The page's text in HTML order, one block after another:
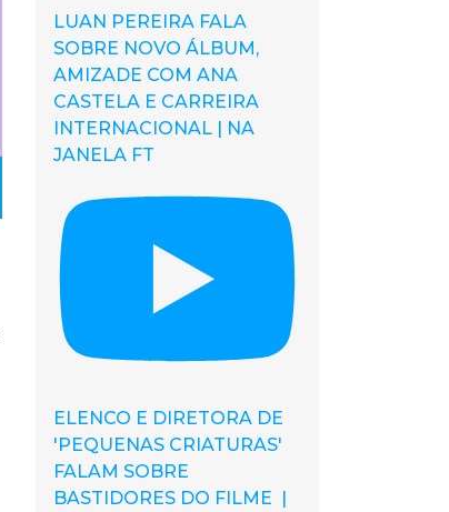
LUAN PEREIRA FALA
SOBRE NOVO ÁLBUM,
AMIZADE COM ANA
CASTELA E CARREIRA
INTERNACIONAL | NA
JANELA FT
ELENCO E DIRETORA DE
'PEQUENAS CRIATURAS'
FALAM SOBRE
BASTIDORES DO FILME |